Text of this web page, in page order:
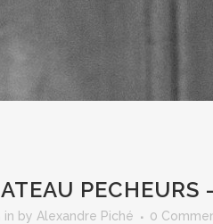
PECHEURS
in by Alexandre Piché 0